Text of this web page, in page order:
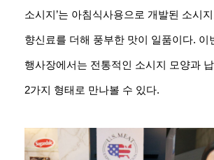
소시지’는 아침식사용으로 개발된 소시
향신료를 더해 풍부한 맛이 일품이다. 이
행사장에서는 전통적인 소시지 모양과
2가지 형태로 만나볼 수 있다.